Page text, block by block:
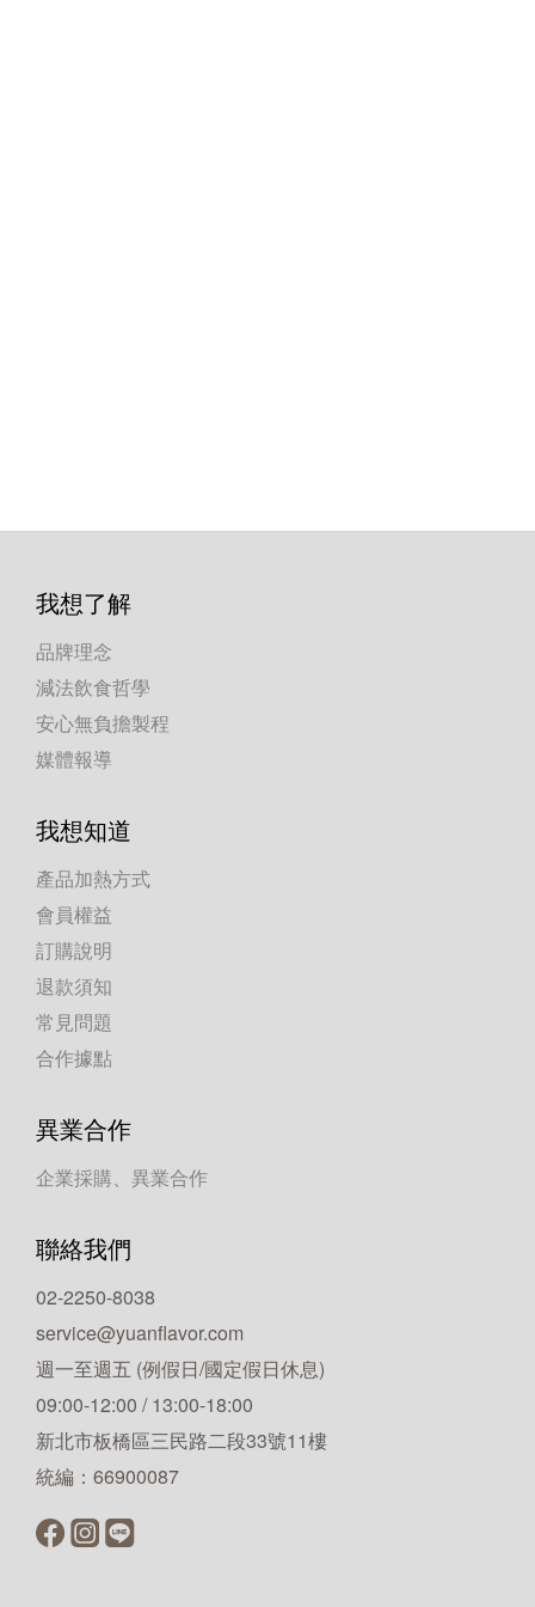
我想了解
品牌理念
減法飲食哲學
安心無負擔製程
媒體報導
我想知道
產品加熱方式
會員權益
訂購說明
退款須知
常見問題
合作據點
異業合作
企業採購、異業合作
聯絡我們
02-2250-8038
service@yuanflavor.com
週一至週五 (例假日/國定假日休息)
09:00-12:00 / 13:00-18:00
新北市板橋區三民路二段33號11樓
統編：66900087